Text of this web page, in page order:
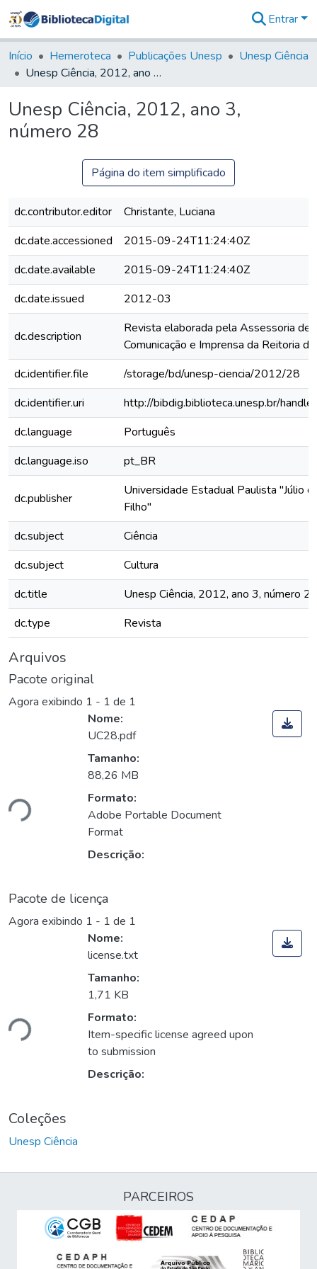
&
Coleções
Tudo na
Digital
Entrar
Início Hemeroteca Publicações Unesp
Unesp Ciência
Unesp Ciência, 2012, ano 3, número 28
Unesp Ciência, 2012, ano 3,
número 28
Página do item simplificado
dc.contributor.editor
Christante, Luciana
dc.date.accessioned
2015-09-24T11:24:40Z
dc.date.available
2015-09-24T11:24:40Z
dc.date.issued
2012-03
dc.description
Revista elaborada pela Assessoria de
Comunicação e Imprensa da Reitoria
dc.identifier.file
/storage/bd/unesp-ciencia/2012/28
dc.identifier.uri
http://bibdig.biblioteca.unesp.br/
dc.language
Português
dc.language.iso
pt_BR
dc.publisher
Universidade Estadual Paulista "Júlio
Filho"
dc.subject
Ciência
dc.subject
Cultura
dc.title
Unesp Ciência, 2012, ano 3, número 28
dc.type
Revista
Arquivos
Pacote original
Agora exibindo 1 - 1 de 1
Nome:
UC28.pdf
Tamanho:
88,26 MB
Formato:
Adobe Portable Document
Format
Descrição:
Pacote de licença
Agora exibindo 1 - 1 de 1
Nome:
license.txt
Tamanho:
1,71 KB
Formato:
Item-specific license agreed upon
to submission
Descrição:
Coleções
Unesp Ciência
PARCEIROS